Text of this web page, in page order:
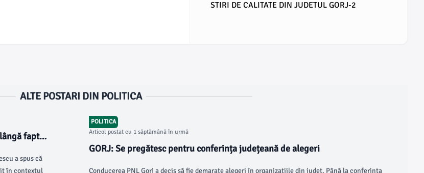
STIRI DE CALITATE DIN JUDETUL GORJ-2
ALTE POSTARI DIN POLITICA
faptul
a spus că
în contextul
POLITICA
Articol postat cu 1 săptămână în urmă
GORJ: Se pregătesc pentru conferința județeană de alegeri
Conducerea PNL Gorj a decis să fie demarate alegeri în organizațiile din județ. Până la conferința